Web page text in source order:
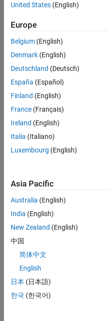
24 Jul
2024
2
Answers
Answer
Accepted
24 Jul 2024
6 Views
(30 days)
powe
rgui
む
Simul
inkモ
をＣ
コー
ド生
成し
United States (English)
Europe
Belgium (English)
Denmark (English)
Deutschland (Deutsch)
España (Español)
Finland (English)
France (Français)
Ireland (English)
Italia (Italiano)
Luxembourg (English)
Asia Pacific
Australia (English)
India (English)
New Zealand (English)
中国
简体中文
English
日本 (日本語)
한국 (한국어)